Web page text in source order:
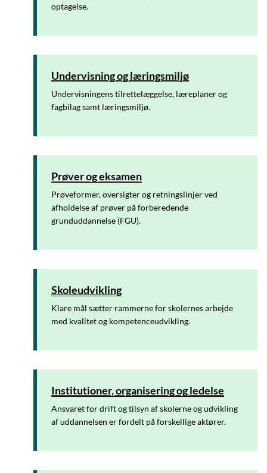
optagelse.
Undervisning og læringsmiljø
Undervisningens tilrettelæggelse, læreplaner og
fagbilag samt læringsmiljø.
Prøver og eksamen
Prøveformer, oversigter og retningslinjer ved
afholdelse af prøver på forberedende
grunduddannelse (FGU).
Skoleudvikling
Klare mål sætter rammerne for skolernes arbejde
med kvalitet og kompetenceudvikling.
Institutioner, organisering og ledelse
Ansvaret for drift og tilsyn af skolerne og udvikling
af uddannelsen er fordelt på forskellige aktører.